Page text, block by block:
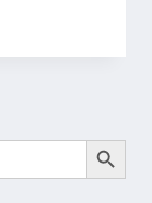
Search